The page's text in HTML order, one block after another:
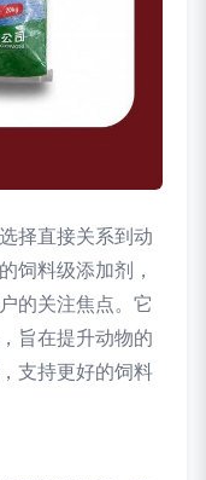
择直接关系到动
饲料级添加剂，
的关注焦点。它
旨在提升动物的
支持更好的饲料